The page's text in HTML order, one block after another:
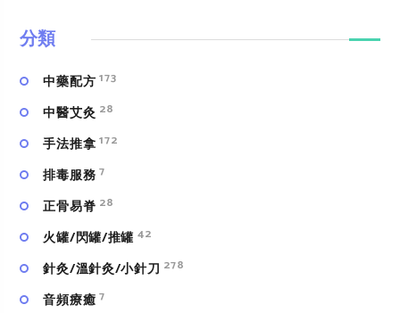
分類
中藥配方 173
中醫艾灸 28
手法推拿 172
排毒服務 7
正骨易脊 28
火罐/閃罐/推罐 42
針灸/溫針灸/小針刀 278
⾳頻療癒 7